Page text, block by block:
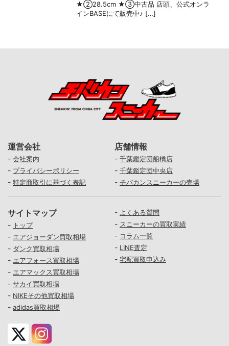
★②28.5cm ★③中古品 店頭、公式オンラ
インBASEにて販売中♪ […]
運営会社
- 会社案内
- プライバシーポリシー
- 特定商取引に基づく表記
店舗情報
- 千葉鑑定団船橋店
- 千葉鑑定団中央店
- チバカンスニーカーの売場
サイトマップ
- トップ
- エアジョーダン買取相場
- ダンク買取相場
- エアフォース買取相場
- エアマックス買取相場
- サカイ買取相場
- NIKEその他買取相場
- adidas買取相場
- よくある質問
- スニーカーの買取実績
- コラム一覧
- LINE査定
- 宅配買取申込み